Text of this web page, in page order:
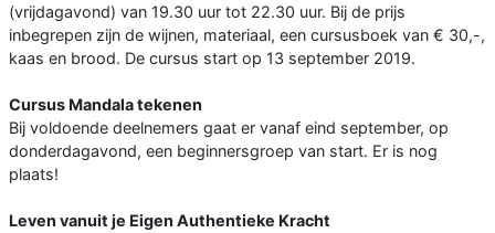
(vrijdagavond) van 19.30 uur tot 22.30 uur. Bij de prijs
inbegrepen zijn de wijnen, materiaal, een cursusboek van € 30,-,
kaas en brood. De cursus start op 13 september 2019.
Cursus Mandala tekenen
Bij voldoende deelnemers gaat er vanaf eind september, op
donderdagavond, een beginnersgroep van start. Er is nog
plaats!
Leven vanuit je Eigen Authentieke Kracht